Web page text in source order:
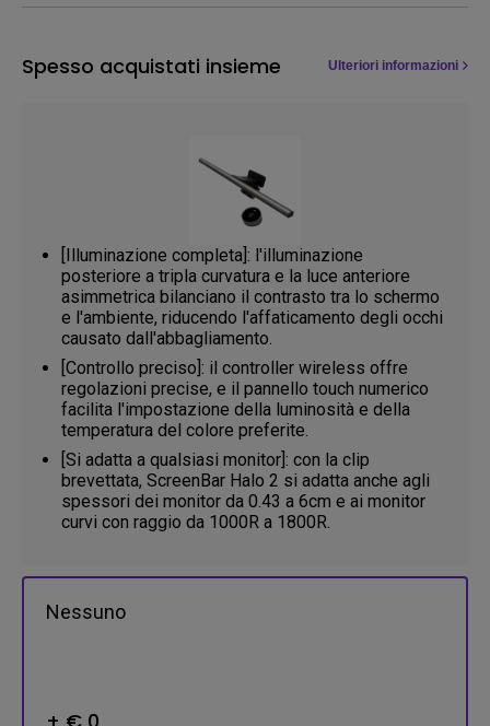
Spesso acquistati insieme Ulteriori informazioni
[Illuminazione completa]: l'illuminazione
posteriore a tripla curvatura e la luce anteriore
asimmetrica bilanciano il contrasto tra lo schermo
e l'ambiente, riducendo l'affaticamento degli occhi
causato dall'abbagliamento.​
[Controllo preciso]: il controller wireless offre
regolazioni precise, e il pannello touch numerico
facilita l'impostazione della luminosità e della
temperatura del colore preferite.
[Si adatta a qualsiasi monitor]: con la clip
brevettata, ScreenBar Halo 2 si adatta anche agli
spessori dei monitor da 0.43 a 6cm e ai monitor
curvi con raggio da 1000R a 1800R.
Nessuno